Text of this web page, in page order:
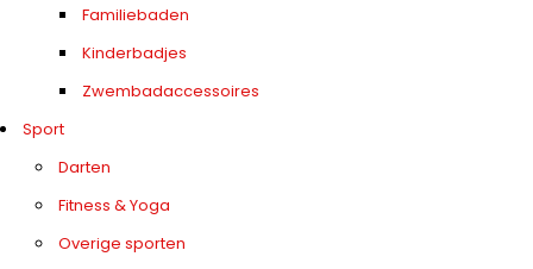
Familiebaden
Kinderbadjes
Zwembadaccessoires
Sport
Darten
Fitness & Yoga
Overige sporten